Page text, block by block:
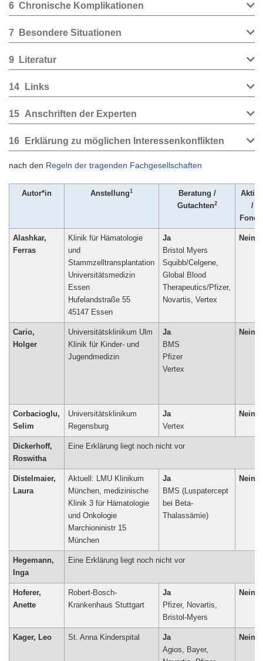
6 Chronische Komplikationen
7 Besondere Situationen
9 Literatur
14 Links
15 Anschriften der Experten
16 Erklärung zu möglichen Interessenkonflikten
nach den Regeln der tragenden Fachgesellschaften
Autor*in Anstellung1
Beratung /
Gutachten2
Aktien
/
Fonds
Alashkar,
Ferras
Klinik für Hämatologie
und
Stammzelltransplantation
Universitätsmedizin
Essen
Hufelandstraße 55
45147 Essen
Ja
Bristol Myers
Squibb/Celgene,
Global Blood
Therapeutics/Pfizer,
Nein
Cario,
Holger
Universitätsklinikum Ulm
Klinik für Kinder- und
Jugendmedizin
Ja
BMS
Pfizer
Vertex
Nein
Corbacioglu,
Selim
Universitätsklinikum
Regensburg
Ja
Vertex
Nein
Dickerhoff,
Roswitha
Eine Erklärung liegt noch nicht vor
Distelmaier,
Laura
Aktuell: LMU Klinikum
München, medizinische
Klinik 3 für Hämatologie
und Onkologie
Marchioninistr 15
München
Ja
BMS (Luspatercept
bei Beta-
Nein
Hegemann,
Inga
Eine Erklärung liegt noch nicht vor
Hoferer,
Anette
Robert-Bosch-
Krankenhaus Stuttgart
Ja
Pfizer, Novartis,
Bristol-Myers
Nein
Kager, Leo St. Anna Kinderspital
Ja
Agios, Bayer,
Nein